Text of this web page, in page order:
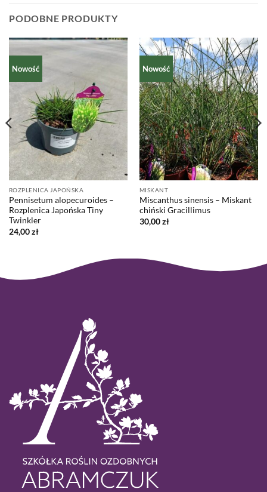
PODOBNE PRODUKTY
Nowość
ROZPLENICA JAPOŃSKA
Pennisetum alopecuroides –
Rozplenica Japońska Tiny
Twinkler
24,00zł
Nowość
MISKANT
Miscanthus sinensis – Miskant
chiński Gracillimus
30,00zł